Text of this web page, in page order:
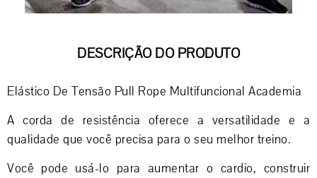
DESCRIÇÃO DO PRODUTO
Elástico De Tensão Pull Rope Multifuncional Academia
A corda de resistência oferece a versatilidade e a
qualidade que você precisa para o seu melhor treino.
Você pode usá-lo para aumentar o cardio, construir